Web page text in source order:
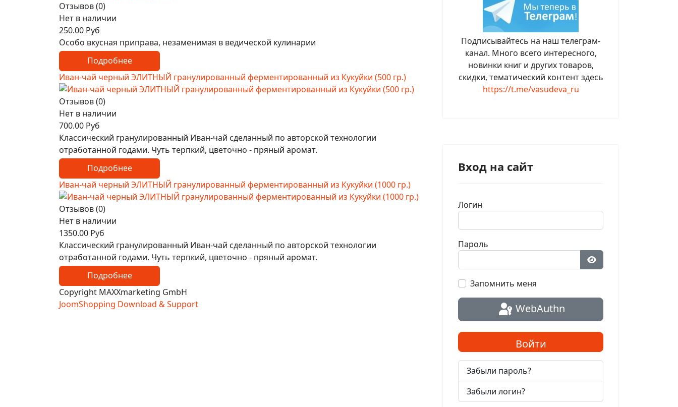
Отзывов (0)
Нет в наличии
250.00 Руб
Особо вкусная приправа, незаменимая в ведической кулинарии
Подробнее
Иван-чай черный ЭЛИТНЫЙ гранулированный ферментированный из Кукуйки (500 гр.)
Отзывов (0)
Нет в наличии
700.00 Руб
Классический гранулированный Иван-чай сделанный по авторской технологии
отработанной годами. Чуть терпкий, цветочно - пряный аромат.
Подробнее
Иван-чай черный ЭЛИТНЫЙ гранулированный ферментированный из Кукуйки (1000 гр.)
Отзывов (0)
Нет в наличии
1350.00 Руб
Классический гранулированный Иван-чай сделанный по авторской технологии
отработанной годами. Чуть терпкий, цветочно - пряный аромат.
Подробнее
Copyright MAXXmarketing GmbH
JoomShopping Download & Support
Подписывайтесь на наш телеграм-
канал. Много всего интересного,
новинки книг и других товаров,
скидки, тематический контент здесь
https://t.me/vasudeva_ru
Вход на сайт
Логин
Пароль
Показать пароль
Запомнить меня
WebAuthn
Войти
Забыли пароль?
Забыли логин?